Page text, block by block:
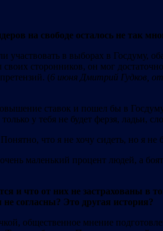
на свободе осталось не так
в выборах в Госдуму,
сторонников, он мог
(6 июня Дмитрий Гудков,
ставок и пошел бы в
у тебя не будет ферзя, ладьи,
что я не хочу сидеть, но я
маленький процент людей, а
и что от них не застрахованы в
согласны? Это другая история?
общественное мнение